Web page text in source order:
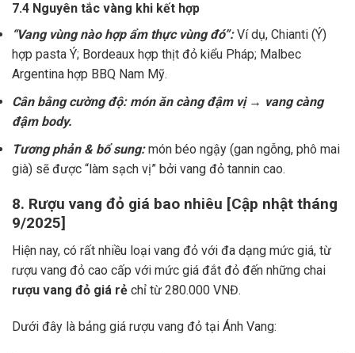
7.4 Nguyên tắc vàng khi kết hợp
“Vang vùng nào hợp ẩm thực vùng đó”:Ví dụ, Chianti (Ý)
hợp pasta Ý; Bordeaux hợp thịt đỏ kiểu Pháp; Malbec
Argentina hợp BBQ Nam Mỹ.
Cân bằng cường độ: món ăn càng đậm vị → vang càng
đậm body.
Tương phản & bổ sung:món béo ngậy (gan ngỗng, phô mai
già) sẽ được “làm sạch vị” bởi vang đỏ tannin cao.
8. Rượu vang đỏ giá bao nhiêu [Cập nhật tháng
9/2025]
Hiện nay, có rất nhiều loại vang đỏ với đa dạng mức giá, từ
rượu vang đỏ cao cấp với mức giá đắt đỏ đến những chai
rượu vang đỏ giá rẻ chỉ từ 280.000 VNĐ.
Dưới đây là bảng giá rượu vang đỏ tại Ánh Vang: